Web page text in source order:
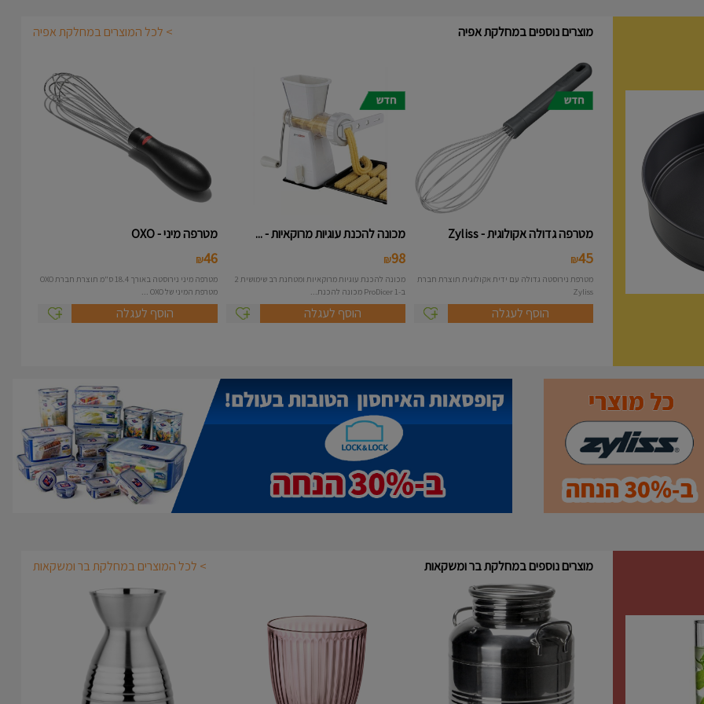
מוצרים נוספים במחלקת אפיה > לכל המוצרים במחלקת אפיה
מטרפה גדולה אקולוגית - Zyliss
45
₪
מטרפת נירוסטה גדולה עם ידית אקולוגית תוצרת חברת
Zyliss
הוסף לעגלה
מכונה להכנת עוגיות מרוקאיות - ...
98
₪
מכונה להכנת עוגיות מרוקאיות ומטחנת רב שימושית 2
ב-1 ProDicer מכונה להכנת...
הוסף לעגלה
מטרפה מיני - OXO
46
₪
מטרפה מיני נירוסטה באורך 18.4 ס"מ תוצרת חברת OXO
מטרפת המיני של OXO ...
הוסף לעגלה
מוצרים נוספים במחלקת בר ומשקאות > לכל המוצרים במחלקת בר ומשקאות